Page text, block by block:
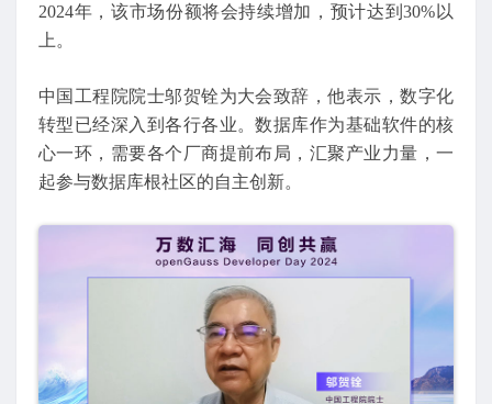
2024年，该市场份额将会持续增加，预计达到30%以
上。
中国工程院院士邬贺铨为大会致辞，他表示，数字化
转型已经深入到各行各业。数据库作为基础软件的核
心一环，需要各个厂商提前布局，汇聚产业力量，一
起参与数据库根社区的自主创新。